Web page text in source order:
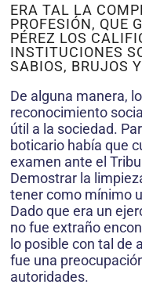
ERA TAL LA
PROFESIÓN, QUE
PÉREZ LOS
INSTITUCIONES
SABIOS, BRUJOS
De alguna manera,
reconocimiento
útil a la sociedad.
boticario había que
examen ante el
Demostrar la
tener como mínimo
Dado que era un
no fue extraño
lo po­sible con tal de
fue una
autoridades.